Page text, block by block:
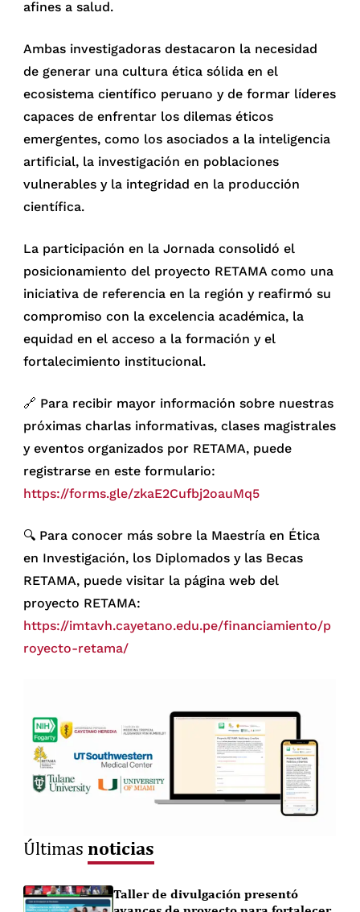
afines a salud.
Ambas investigadoras destacaron la necesidad
de generar una cultura ética sólida en el
ecosistema científico peruano y de formar líderes
capaces de enfrentar los dilemas éticos
emergentes, como los asociados a la inteligencia
artificial, la investigación en poblaciones
vulnerables y la integridad en la producción
científica.
La participación en la Jornada consolidó el
posicionamiento del proyecto RETAMA como una
iniciativa de referencia en la región y reafirmó su
compromiso con la excelencia académica, la
equidad en el acceso a la formación y el
fortalecimiento institucional.
🔗 Para recibir mayor información sobre nuestras
próximas charlas informativas, clases magistrales
y eventos organizados por RETAMA, puede
registrarse en este formulario:
https://forms.gle/zkaE2Cufbj2oauMq5
🔍 Para conocer más sobre la Maestría en Ética
en Investigación, los Diplomados y las Becas
RETAMA, puede visitar la página web del
proyecto RETAMA:
https://imtavh.cayetano.edu.pe/financiamiento/p
royecto-retama/
Últimasnoticias
Taller de divulgación presentó